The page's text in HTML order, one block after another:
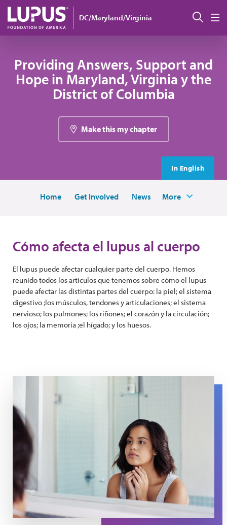
Pasar al contenido principal
DC/Maryland/Virginia
Providing Answers, Support and
Hope in Maryland, Virginia y the
District of Columbia
Make this my chapter
In English
Home Get Involved News More
Cómo afecta el lupus al cuerpo
El lupus puede afectar cualquier parte del cuerpo. Hemos
reunido todos los artículos que tenemos sobre cómo el lupus
puede afectar las distintas partes del cuerpo: la piel; el sistema
digestivo ;los músculos, tendones y articulaciones; el sistema
nervioso; los pulmones; los riñones; el corazón y la circulación;
los ojos; la memoria ;el hígado; y los huesos.
A woman looks at her skin in a mirror.